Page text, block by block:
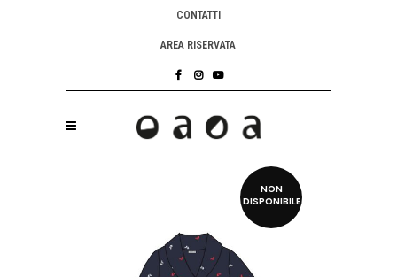
CONTATTI
AREA RISERVATA
NON
DISPONIBILE